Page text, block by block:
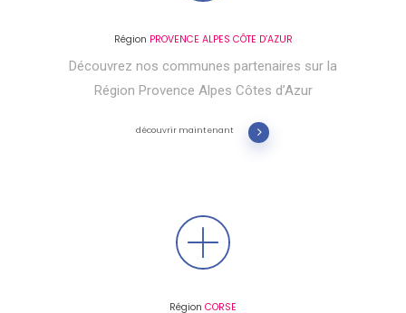
Région PROVENCE ALPES CÔTE D’AZUR
Découvrez nos communes partenaires sur la
Région Provence Alpes Côtes d’Azur
découvrir maintenant
Région CORSE